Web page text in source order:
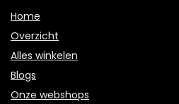
Home
Overzicht
Alles winkelen
Blogs
Onze webshops